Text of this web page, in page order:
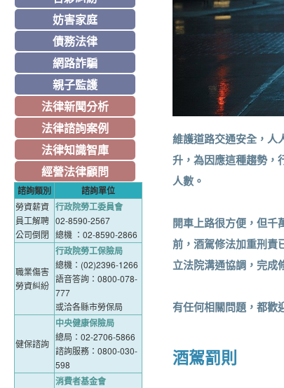
妨害家庭
債務法律
網路詐騙
親子監護
法律新聞分析
法律諮詢案例
法律知識智庫
經營法律顧問
諮詢類別 諮詢單位
勞資薪資
員工解聘
公司倒閉
行政院勞工委員會
02-8590-2567
總機 ：02-8590-2866
職業傷害
勞資糾紛
行政院勞工保險局
總機：(02)2396-1266
語音答詢：0800-078-
777
或洽各縣市勞保局
健保諮詢
中央健康保險局
總局：02-2706-5866
諮詢服務：0800-030-
598
消費者基金會
維護道路交通安全，人
升，為因應這種趨勢，
人數。
開車上路很方便，但千
前，酒駕修法加重刑責
立法院溝通協調，完成
有任何相關問題，都歡
酒駕罰則